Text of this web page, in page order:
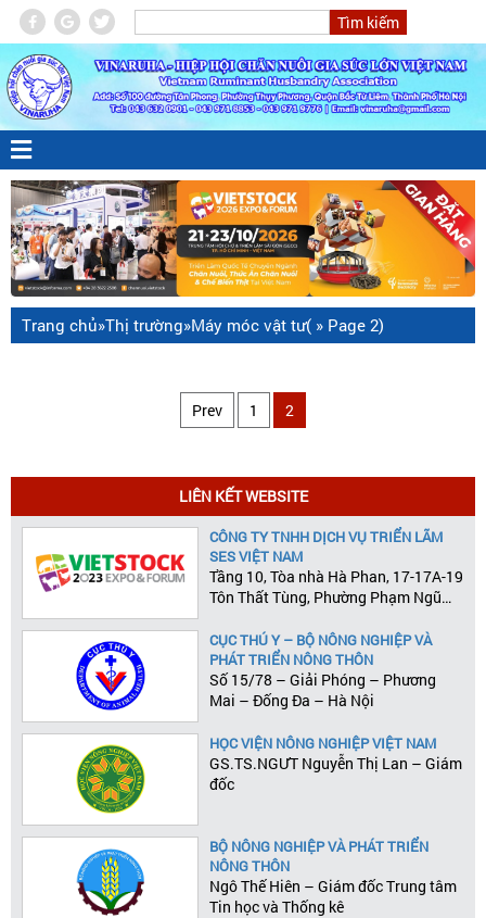
Trang chủ»Thị trường»Máy móc vật tư( » Page 2)
Prev 1 2
LIÊN KẾT WEBSITE
CÔNG TY TNHH DỊCH VỤ TRIỂN LÃM
SES VIỆT NAM
Tầng 10, Tòa nhà Hà Phan, 17-17A-19
Tôn Thất Tùng, Phường Phạm Ngũ
CỤC THÚ Y – BỘ NÔNG NGHIỆP VÀ
PHÁT TRIỂN NÔNG THÔN
Số 15/78 – Giải Phóng – Phương
Mai – Đống Đa – Hà Nội
HỌC VIỆN NÔNG NGHIỆP VIỆT NAM
GS.TS.NGƯT Nguyễn Thị Lan – Giám
đốc
BỘ NÔNG NGHIỆP VÀ PHÁT TRIỂN
NÔNG THÔN
Ngô Thế Hiên – Giám đốc Trung tâm
Tin học và Thống kê